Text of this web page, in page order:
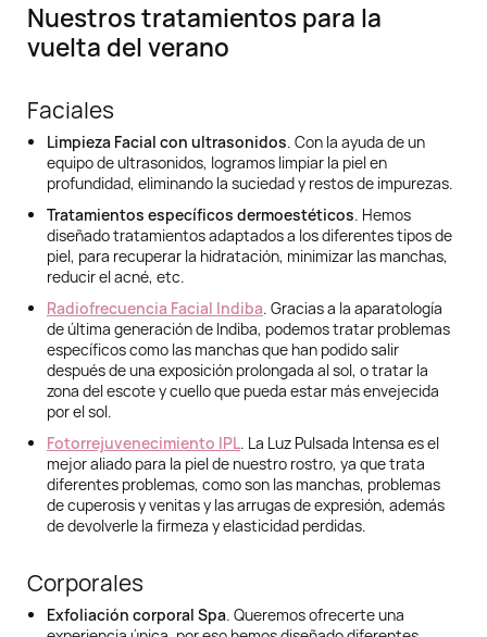
Nuestros tratamientos para la
vuelta del verano
Faciales
Limpieza Facial con ultrasonidos. Con la ayuda de un
equipo de ultrasonidos, logramos limpiar la piel en
profundidad, eliminando la suciedad y restos de impurezas.
Tratamientos específicos dermoestéticos. Hemos
diseñado tratamientos adaptados a los diferentes tipos de
piel, para recuperar la hidratación, minimizar las manchas,
reducir el acné, etc.
Radiofrecuencia Facial Indiba. Gracias a la aparatología
de última generación de Indiba, podemos tratar problemas
específicos como las manchas que han podido salir
después de una exposición prolongada al sol, o tratar la
zona del escote y cuello que pueda estar más envejecida
por el sol.
Fotorrejuvenecimiento IPL. La Luz Pulsada Intensa es el
mejor aliado para la piel de nuestro rostro, ya que trata
diferentes problemas, como son las manchas, problemas
de cuperosis y venitas y las arrugas de expresión, además
de devolverle la firmeza y elasticidad perdidas.
Corporales
Exfoliación corporal Spa. Queremos ofrecerte una